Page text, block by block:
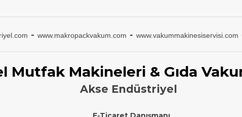
- www.makropackvakum.com - www.vakummakinesiservisi.com
Mutfak Makineleri & Gıda
Akse Endüstriyel